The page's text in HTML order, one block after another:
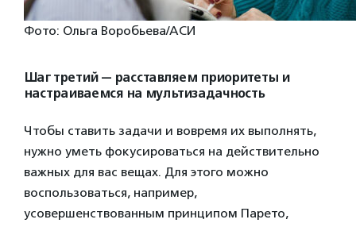
Фото: Ольга Воробьева/АСИ
Шаг третий — расставляем приоритеты и
настраиваемся на мультизадачность
Чтобы ставить задачи и вовремя их выполнять,
нужно уметь фокусироваться на действительно
важных для вас вещах. Для этого можно
воспользоваться, например,
усовершенствованным принципом Парето,